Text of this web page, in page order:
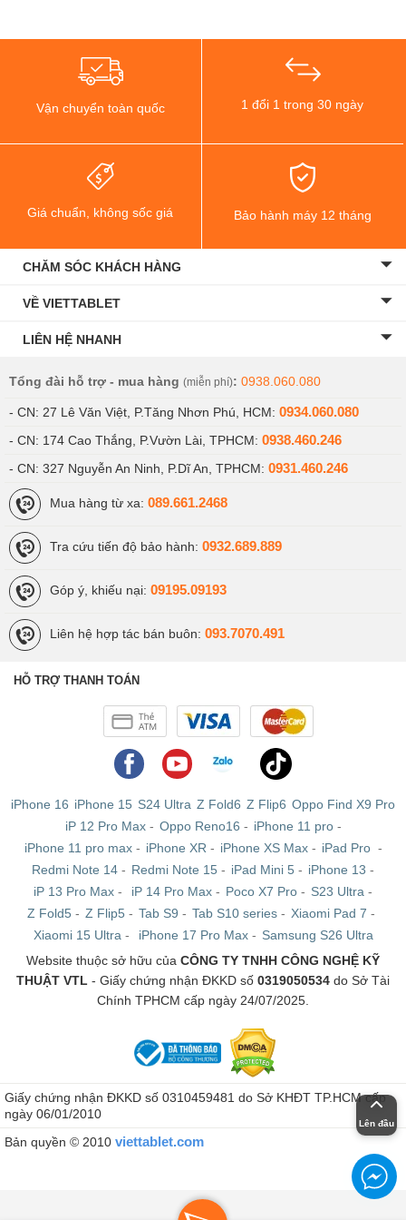
giúp máy kết nối với bàn phím và bút Apple thế hệ mới. Điều này sẽ
là món quà đáng giá dành cho người dùng iPad Mini có sở thích về
Vận chuyển toàn quốc 1 đổi 1 trong 30 ngày
Giá chuẩn, không sốc giá Bảo hành máy 12 tháng
CHĂM SÓC KHÁCH HÀNG
VỀ VIETTABLET
LIÊN HỆ NHANH
Tổng đài hỗ trợ - mua hàng (miễn phí): 0938.060.080
- CN: 27 Lê Văn Việt, P.Tăng Nhơn Phú, HCM: 0934.060.080
- CN: 174 Cao Thắng, P.Vườn Lài, TPHCM: 0938.460.246
- CN: 327 Nguyễn An Ninh, P.Dĩ An, TPHCM: 0931.460.246
Mua hàng từ xa: 089.661.2468
Tra cứu tiến độ bảo hành: 0932.689.889
Góp ý, khiếu nại: 09195.09193
Liên hệ hợp tác bán buôn: 093.7070.491
HỖ TRỢ THANH TOÁN
iPhone 16 iPhone 15 S24 Ultra Z Fold6 Z Flip6 Oppo Find X9 Pro
iP 12 Pro Max- Oppo Reno16 - iPhone 11 pro-
iPhone 11 pro max- iPhone XR - iPhone XS Max- iPad Pro -
Redmi Note 14 - Redmi Note 15 - iPad Mini 5 - iPhone 13 -
iP 13 Pro Max - iP 14 Pro Max - Poco X7 Pro - S23 Ultra -
Z Fold5 - Z Flip5 - Tab S9 - Tab S10 series - Xiaomi Pad 7 -
Xiaomi 15 Ultra - iPhone 17 Pro Max- Samsung S26 Ultra
Website thuộc sở hữu của CÔNG TY TNHH CÔNG NGHỆ KỸ
THUẬT VTL - Giấy chứng nhận ĐKKD số 0319050534 do Sở Tài
Chính TPHCM cấp ngày 24/07/2025.
Giấy chứng nhận ĐKKD số 0310459481 do Sở KHĐT TP.HCM cấp
ngày 06/01/2010
Bản quyền © 2010 viettablet.com
Lên đầu